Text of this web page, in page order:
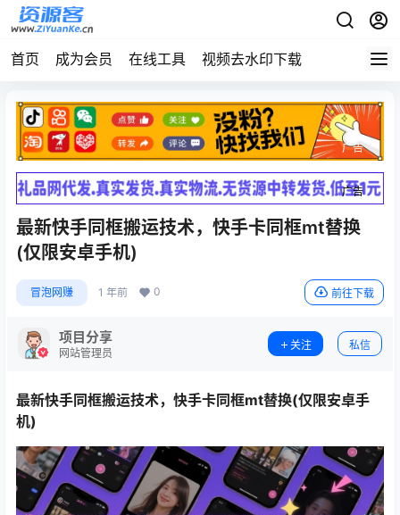
首页 成为会员 在线工具 视频去水印下载
广告
广告
最新快手同框搬运技术，快手卡同框mt替换
(仅限安卓手机)
冒泡网赚 1 年前 0 前往下载
项目分享
网站管理员
关注 私信
最新快手同框搬运技术，快手卡同框mt替换(仅限安卓手
机)